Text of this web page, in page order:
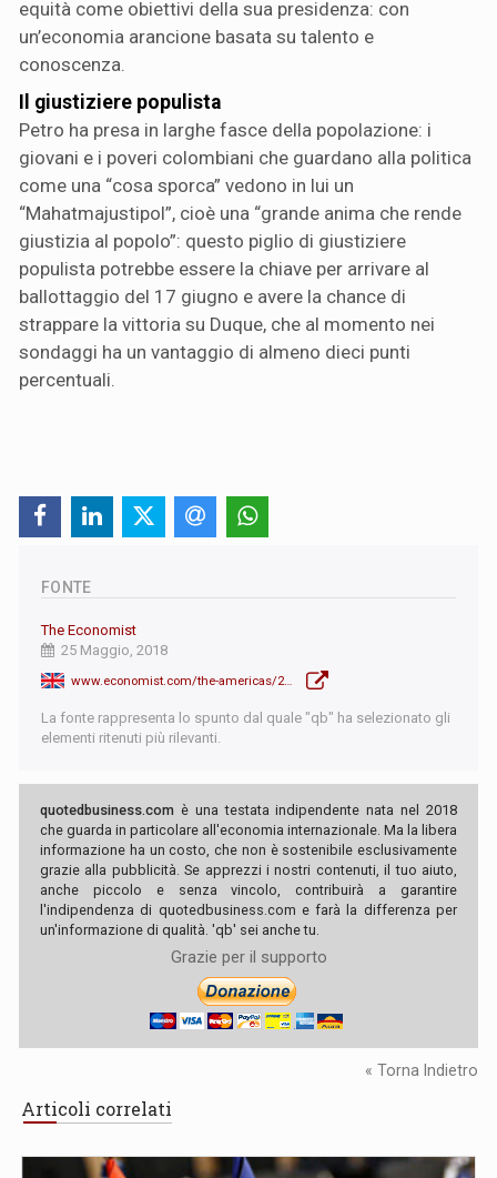
equità come obiettivi della sua presidenza: con
un’economia arancione basata su talento e
conoscenza.
Il giustiziere populista
Petro ha presa in larghe fasce della popolazione: i
giovani e i poveri colombiani che guardano alla politica
come una “cosa sporca” vedono in lui un
“Mahatmajustipol”, cioè una “grande anima che rende
giustizia al popolo”: questo piglio di giustiziere
populista potrebbe essere la chiave per arrivare al
ballottaggio del 17 giugno e avere la chance di
strappare la vittoria su Duque, che al momento nei
sondaggi ha un vantaggio di almeno dieci punti
percentuali.
FONTE
The Economist
25 Maggio, 2018
www.economist.com/the-americas/2018/05/26/colombians-hope-for-change-in-the-first-post-war-presidential-election
La fonte rappresenta lo spunto dal quale "qb" ha selezionato gli
elementi ritenuti più rilevanti.
quotedbusiness.com è una testata indipendente nata nel 2018
che guarda in particolare all'economia internazionale. Ma la libera
informazione ha un costo, che non è sostenibile esclusivamente
grazie alla pubblicità. Se apprezzi i nostri contenuti, il tuo aiuto,
anche piccolo e senza vincolo, contribuirà a garantire
l'indipendenza di quotedbusiness.com e farà la differenza per
un'informazione di qualità. 'qb' sei anche tu.
Grazie per il supporto
« Torna Indietro
Articoli correlati